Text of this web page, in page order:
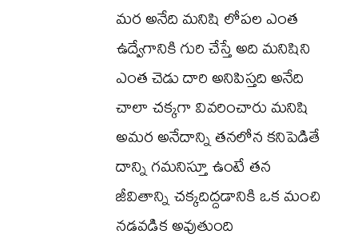
మర అనేది మనిషి లోపల ఎంత
ఉద్వేగానికి గురి చేస్తే అది మనిషిని
ఎంత చెడు దారి అనిపిస్తది అనేది
చాలా చక్కగా వివరించారు మనిషి
అమర అనేదాన్ని తనలోన కనిపెడితే
దాన్ని గమనిస్తూ ఉంటే తన
జీవితాన్ని చక్కదిద్దడానికి ఒక మంచి
నడవడిక అవుతుంది